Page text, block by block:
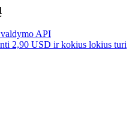
API
2,90 USD ir kokius lokius turi